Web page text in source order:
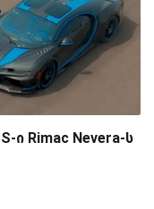
ი Rimac Nevera-ს